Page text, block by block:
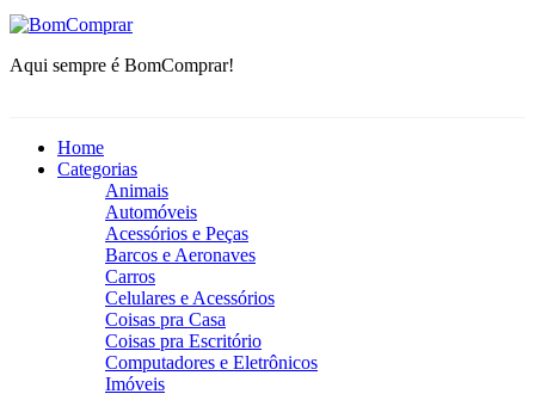
BomComprar
Aqui sempre é BomComprar!
Home
Categorias
Animais
Automóveis
Acessórios e Peças
Barcos e Aeronaves
Carros
Celulares e Acessórios
Coisas pra Casa
Coisas pra Escritório
Computadores e Eletrônicos
Imóveis